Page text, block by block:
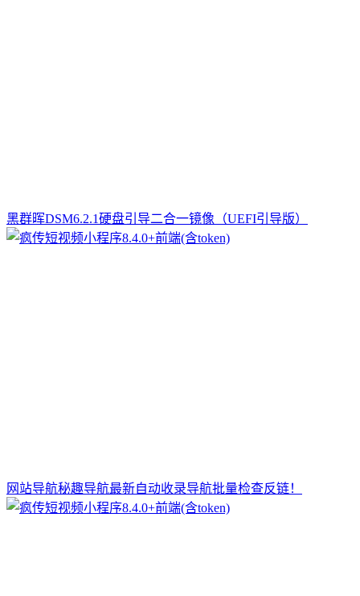
黑群晖DSM6.2.1硬盘引导二合一镜像（UEFI引导版）
网站导航秘趣导航最新自动收录导航批量检查反链！